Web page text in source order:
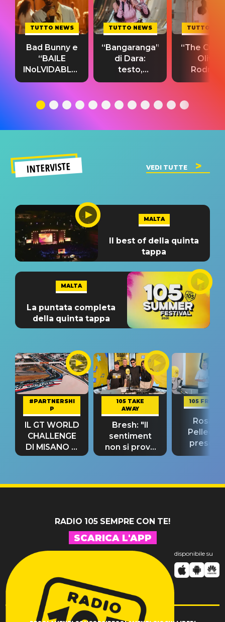
TUTTO NEWS
Bad Bunny e
“BAILE
INoLVIDABLE”:
testo,
significato
TUTTO NEWS
“Bangaranga”
di Dara:
testo,
traduzione e
del singolo
TUTTO
“The
Olivia
testo,
INTERVISTE VEDI TUTTE
MALTA
Il best of della quinta
tappa
MALTA
La puntata completa
della quinta tappa
#PARTNERSHI
P
IL GT WORLD
CHALLENGE
DI MISANO si
riconferma
105 TAKE
AWAY
Bresh: "Il
sentiment
non si prova
fino alla notte
105
Rosario
“Così
RADIO 105 SEMPRE CON TE!
SCARICA L'APP
disponibile su